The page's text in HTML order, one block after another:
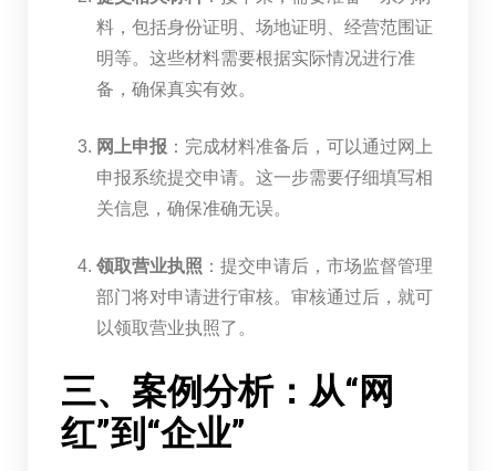
料，包括身份证明、场地证明、经营范围证
明等。这些材料需要根据实际情况进行准
备，确保真实有效。
网上申报 ：完成材料准备后，可以通过网上
申报系统提交申请。这一步需要仔细填写相
关信息，确保准确无误。
领取营业执照 ：提交申请后，市场监督管理
部门将对申请进行审核。审核通过后，就可
以领取营业执照了。
三、案例分析：从“网
红”到“企业”